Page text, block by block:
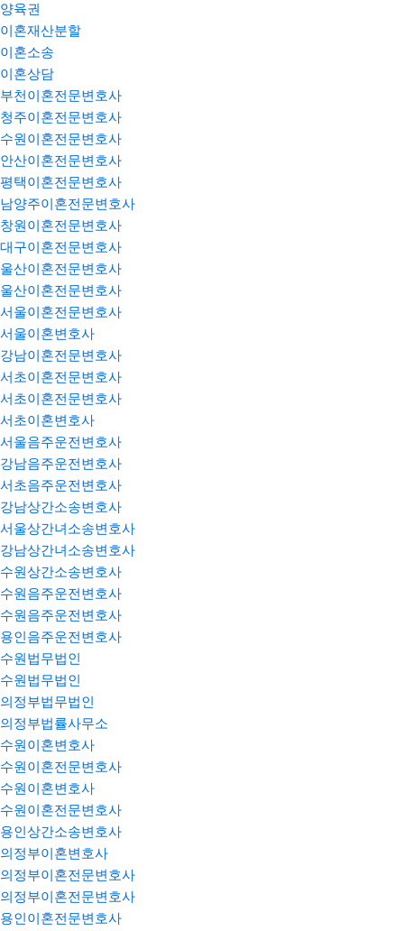
양육권
이혼재산분할
이혼소송
이혼상담
부천이혼전문변호사
청주이혼전문변호사
수원이혼전문변호사
안산이혼전문변호사
평택이혼전문변호사
남양주이혼전문변호사
창원이혼전문변호사
대구이혼전문변호사
울산이혼전문변호사
울산이혼전문변호사
서울이혼전문변호사
서울이혼변호사
강남이혼전문변호사
서초이혼전문변호사
서초이혼전문변호사
서초이혼변호사
서울음주운전변호사
강남음주운전변호사
서초음주운전변호사
강남상간소송변호사
서울상간녀소송변호사
강남상간녀소송변호사
수원상간소송변호사
수원음주운전변호사
수원음주운전변호사
용인음주운전변호사
수원법무법인
수원법무법인
의정부법무법인
의정부법률사무소
수원이혼변호사
수원이혼전문변호사
수원이혼변호사
수원이혼전문변호사
용인상간소송변호사
의정부이혼변호사
의정부이혼전문변호사
의정부이혼전문변호사
용인이혼전문변호사